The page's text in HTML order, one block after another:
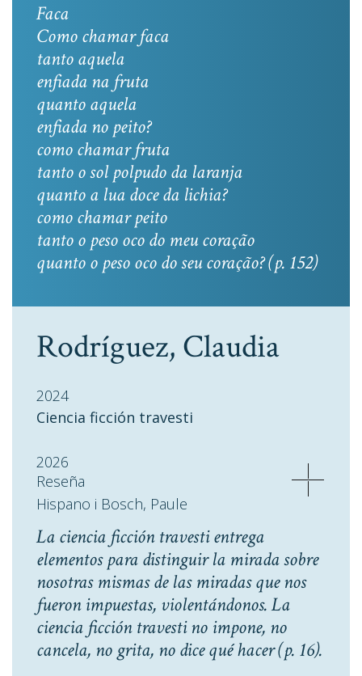
Faca
Como chamar faca
tanto aquela
enfiada na fruta
quanto aquela
enfiada no peito?
como chamar fruta
tanto o sol polpudo da laranja
quanto a lua doce da lichia?
como chamar peito
tanto o peso oco do meu coração
quanto o peso oco do seu coração? (p. 152)
Rodríguez, Claudia
2024
Ciencia ficción travesti
2026
Reseña
Hispano i Bosch, Paule
La ciencia ficción travesti entrega
elementos para distinguir la mirada sobre
nosotras mismas de las miradas que nos
fueron impuestas, violentándonos. La
ciencia ficción travesti no impone, no
cancela, no grita, no dice qué hacer(p. 16).